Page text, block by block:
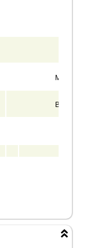
Migration
Bildung